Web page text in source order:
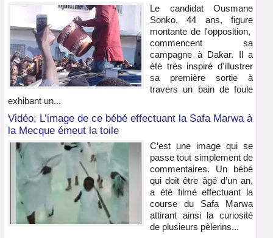
Le candidat Ousmane
Sonko, 44 ans, figure
montante de l'opposition,
commencent sa
campagne à Dakar. Il a
été très inspiré d'illustrer
sa première sortie à
travers un bain de foule
exhibant un...
Vidéo: L’image de ce bébé effectuant la Safa Marwa à
la Mecque émeut la toile
C’est une image qui se
passe tout simplement de
commentaires. Un bébé
qui doit être âgé d’un an,
a été filmé effectuant la
course du Safa Marwa
attirant ainsi la curiosité
de plusieurs pèlerins...